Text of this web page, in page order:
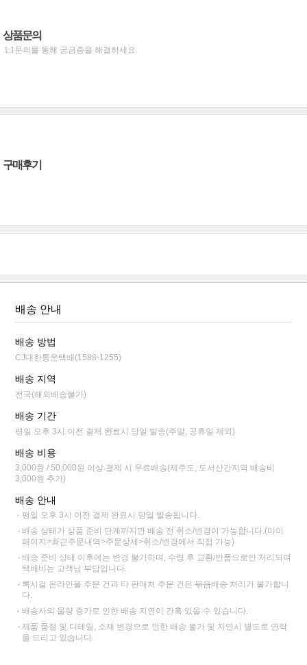
상품문의
1:1문의를 통해 궁금증을 해결하세요.
구매후기
배송 안내
배송 방법
CJ대한통운택배(1588-1255)
배송 지역
전국(해외배송불가)
배송 기간
평일 오후 3시 이전 결제 완료시 당일 발송(주말, 공휴일 제외)
배송 비용
3,000원 / 50,000원 이상 결제 시 무료배송(제주도, 도서산간지역 배송비
3,000원 추가)
배송 안내
평일 오후 3시 이전 결제 완료시 당일 발송됩니다.
배송 상태가 상품 준비 단계까지만 배송 전 취소/변경이 가능합니다.(마이
페이지>최근주문내역>주문상세>취소/변경에서 직접 가능)
배송 준비 상태 이후에는 변경 불가하며, 수령 후 교환/반품으로만 처리되며
택배비는 고객님 부담입니다.
록시걸 온라인몰 주문 건과 타 판매처 주문 건은 묶음배송 처리가 불가합니
다.
배송사의 물량 증가로 인한 배송 지연이 간혹 있을 수 있습니다.
제품 품절 및 디테일, 소재 변경으로 인한 배송 불가 및 지연시 별도로 연락
을 드리고 있습니다.